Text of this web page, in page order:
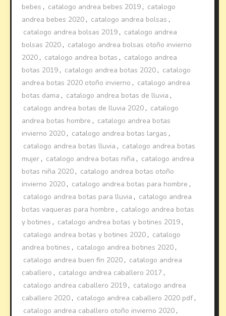
bebes , catalogo andrea bebes 2019 , catalogo
andrea bebes 2020 , catalogo andrea bolsas ,
catalogo andrea bolsas 2019 , catalogo andrea
bolsas 2020 , catalogo andrea bolsas otoño invierno
2020 , catalogo andrea botas , catalogo andrea
botas 2019 , catalogo andrea botas 2020 , catalogo
andrea botas 2020 otoño invierno , catalogo andrea
botas dama , catalogo andrea botas de lluvia ,
catalogo andrea botas de lluvia 2020 , catalogo
andrea botas hombre , catalogo andrea botas
invierno 2020 , catalogo andrea botas largas ,
catalogo andrea botas lluvia , catalogo andrea botas
mujer , catalogo andrea botas niña , catalogo andrea
botas niña 2020 , catalogo andrea botas otoño
invierno 2020 , catalogo andrea botas para hombre ,
catalogo andrea botas para lluvia , catalogo andrea
botas vaqueras para hombre , catalogo andrea botas
y botines , catalogo andrea botas y botines 2019 ,
catalogo andrea botas y botines 2020 , catalogo
andrea botines , catalogo andrea botines 2020 ,
catalogo andrea buen fin 2020 , catalogo andrea
caballero , catalogo andrea caballero 2017 ,
catalogo andrea caballero 2019 , catalogo andrea
caballero 2020 , catalogo andrea caballero 2020 pdf ,
catalogo andrea caballero otoño invierno 2020 ,